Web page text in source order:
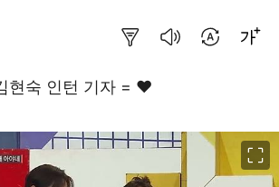
현숙 인턴 기자 = ♥